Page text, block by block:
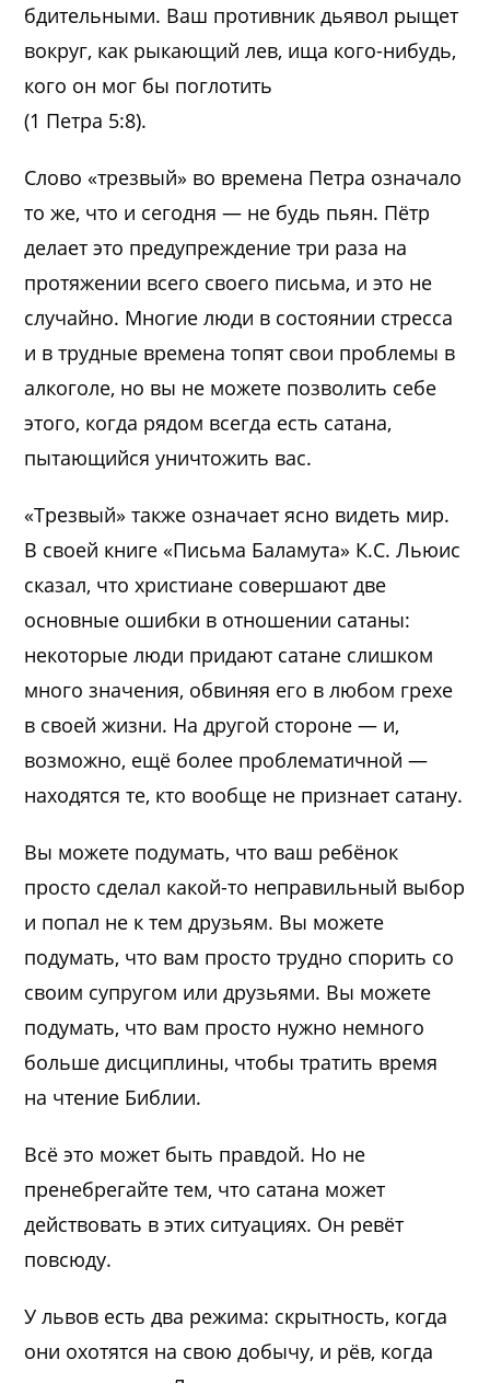
бдительными. Ваш противник дьявол рыщет
вокруг, как рыкающий лев, ища кого-нибудь,
кого он мог бы поглотить
(1 Петра 5:8).
Слово «трезвый» во времена Петра означало
то же, что и сегодня — не будь пьян. Пётр
делает это предупреждение три раза на
протяжении всего своего письма, и это не
случайно. Многие люди в состоянии стресса
и в трудные времена топят свои проблемы в
алкоголе, но вы не можете позволить себе
этого, когда рядом всегда есть сатана,
пытающийся уничтожить вас.
«Трезвый» также означает ясно видеть мир.
В своей книге «Письма Баламута» К.С. Льюис
сказал, что христиане совершают две
основные ошибки в отношении сатаны:
некоторые люди придают сатане слишком
много значения, обвиняя его в любом грехе
в своей жизни. На другой стороне — и,
возможно, ещё более проблематичной —
находятся те, кто вообще не признает сатану.
Вы можете подумать, что ваш ребёнок
просто сделал какой-то неправильный выбор
и попал не к тем друзьям. Вы можете
подумать, что вам просто трудно спорить со
своим супругом или друзьями. Вы можете
подумать, что вам просто нужно немного
больше дисциплины, чтобы тратить время
на чтение Библии.
Всё это может быть правдой. Но не
пренебрегайте тем, что сатана может
действовать в этих ситуациях. Он ревёт
повсюду.
У львов есть два режима: скрытность, когда
они охотятся на свою добычу, и рёв, когда